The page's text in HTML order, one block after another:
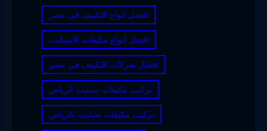
افضل انواع التكييف فى مصر
افضل انواع مكيفات الاسبليت
افضل شركات التكييف في مصر
تركيب مكيفات سبليت الرياض
تركيب مكيفات سبليت بالرياض